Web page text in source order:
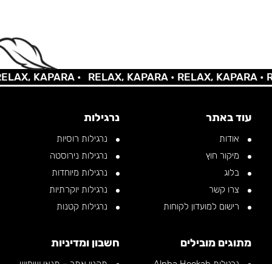
KAPARA • RELAX, KAPARA •RELAX, KAPARA •
עוד באתר
אודות
מיקור חוץ
בלוג
צרו קשר
רישום למועדון לקוחות
נרגילות
נרגילות רוסיות
נרגילות נירוסטה
נרגילות מיוחדות
נרגילות יוקרתיות
נרגילות קטנות
מתוגים מובילים חשבון ומדיניות